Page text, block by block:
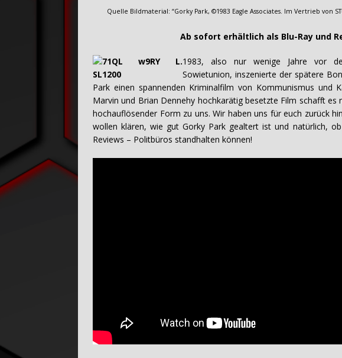
Quelle Bildmaterial: “Gorky Park, ©1983 Eagle Associates. Im Vertrieb von
Ab sofort erhältlich als Blu-Ray und
1983, also nur wenige Jahre vor
Sowietunion, inszenierte der spätere
Park einen spannenden Kriminalfilm von Kommunismus und
Marvin und Brian Dennehy hochkarätig besetzte Film schafft es
hochauflösender Form zu uns. Wir haben uns für euch zurück
wollen klären, wie gut Gorky Park gealtert ist und natürlich,
Reviews – Politbüros standhalten können!